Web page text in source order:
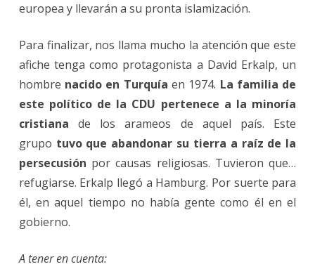
europea y llevarán a su pronta islamización.
Para finalizar, nos llama mucho la atención que este
afiche tenga como protagonista a David Erkalp, un
hombre nacido en Turquía en 1974. La familia de
este político de la CDU pertenece a la minoría
cristiana de los arameos de aquel país. Este
grupo tuvo que abandonar su tierra a raíz de la
persecusión por causas religiosas. Tuvieron que…
refugiarse. Erkalp llegó a Hamburg. Por suerte para
él, en aquel tiempo no había gente como él en el
gobierno.
A tener en cuenta: